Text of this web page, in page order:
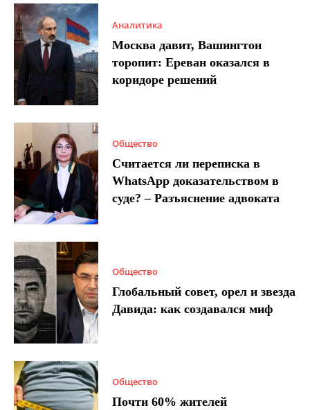
Аналитика
Москва давит, Вашингтон
торопит: Ереван оказался в
коридоре решений
Общество
Считается ли переписка в
WhatsApp доказательством в
суде? – Разъяснение адвоката
Общество
Глобальный совет, орел и звезда
Давида: как создавался миф
Общество
Почти 60% жителей